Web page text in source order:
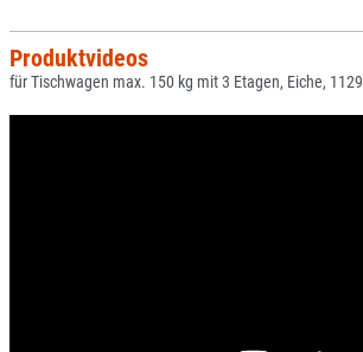
Produktvideos
für Tischwagen max. 150 kg mit 3 Etagen, Eiche,